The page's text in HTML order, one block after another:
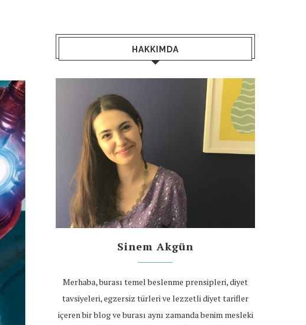
HAKKIMDA
Sinem Akgün
Merhaba, burası temel beslenme prensipleri, diyet
tavsiyeleri, egzersiz türleri ve lezzetli diyet tarifler
içeren bir blog ve burası aynı zamanda benim mesleki